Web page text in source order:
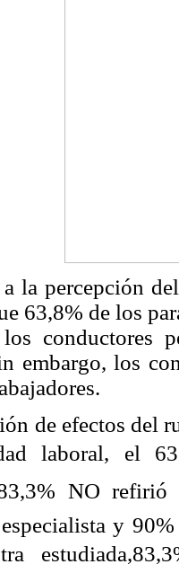
la percepción
63,8% de los
conductores
embargo, los
de efectos del
laboral, el
NO
y